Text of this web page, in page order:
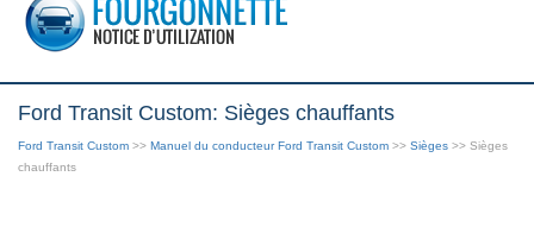
Ford Transit Custom: Sièges chauffants
Ford Transit Custom >> Manuel du conducteur Ford Transit Custom >> Sièges >> Sièges
chauffants